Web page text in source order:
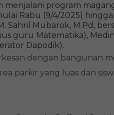
program
Rabu (9/4/2025)
Sahril Mubarok, M.Pd,
guru Matematika),
Dapodik).
dengan bangunan
parkir yang luas dan